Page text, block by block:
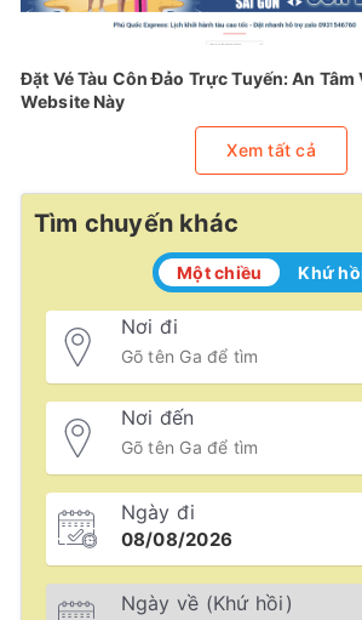
Đặt Vé Tàu Côn Đảo Trực Tuyến: An Tâm
Website Này
Xem tất cả
Tìm chuyến khác
Một chiều Khứ
Nơi đi
Nơi đến
Ngày đi
Ngày về (Khứ hồi)